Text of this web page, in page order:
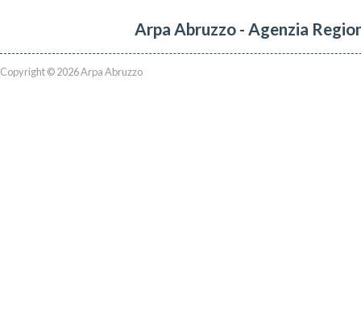
Arpa Abruzzo - Agenzia
Copyright © 2026 Arpa Abruzzo